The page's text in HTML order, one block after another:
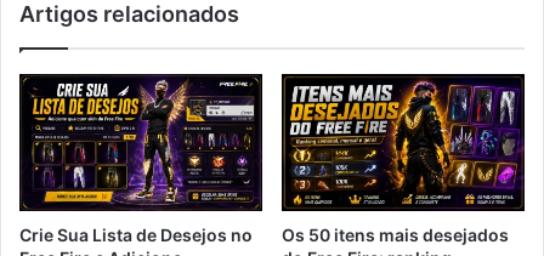
Artigos relacionados
Crie Sua Lista de Desejos no
Os 50 itens mais desejados